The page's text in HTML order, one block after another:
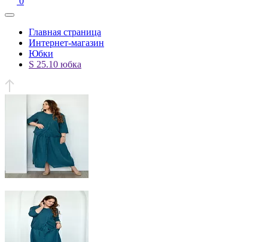
Главная страница
Интернет-магазин
Юбки
S 25.10 юбка